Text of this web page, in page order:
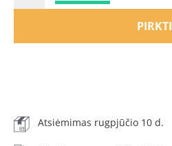
PIRKTI
Atsiėmimas rugpjūčio 10 d.